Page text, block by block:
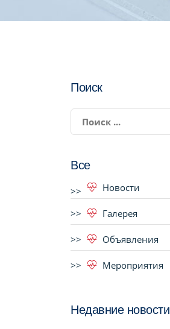
Поиск
Все
Новости
Галерея
Объявления
Мероприятия
Недавние новости